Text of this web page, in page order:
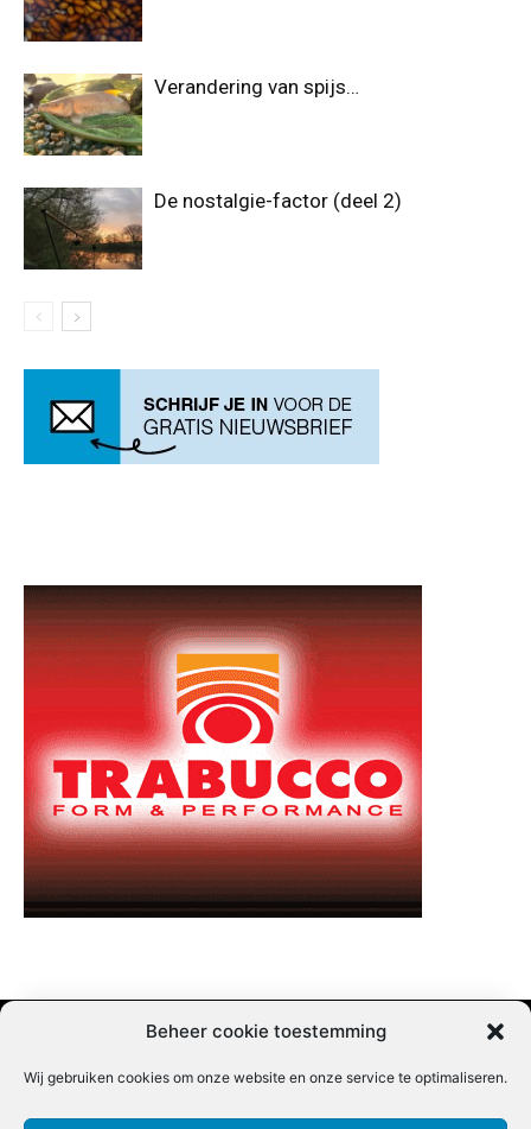
Beheer cookie toestemming
Wij gebruiken cookies om onze website en onze service te optimaliseren.
Verandering van spijs…
De nostalgie-factor (deel 2)